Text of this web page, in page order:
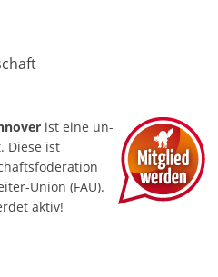
ist eine un­
Diese ist
Union (FAU).
aktiv!